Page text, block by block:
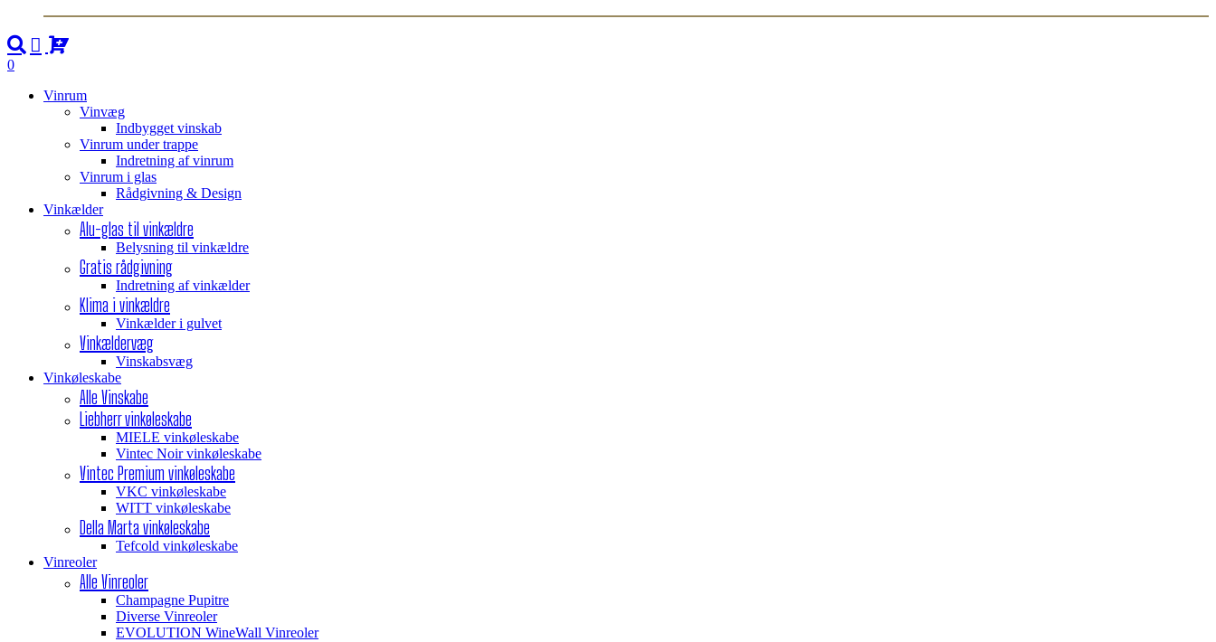
0
Vinrum
Vinvæg
Indbygget vinskab
Vinrum under trappe
Indretning af vinrum
Vinrum i glas
Rådgivning & Design
Vinkælder
Alu-glas til vinkældre
Belysning til vinkældre
Gratis rådgivning
Indretning af vinkælder
Klima i vinkældre
Vinkælder i gulvet
Vinkældervæg
Vinskabsvæg
Vinkøleskabe
Alle Vinskabe
Liebherr vinkøleskabe
MIELE vinkøleskabe
Vintec Noir vinkøleskabe
Vintec Premium vinkøleskabe
VKC vinkøleskabe
WITT vinkøleskabe
Della Marta vinkøleskabe
Tefcold vinkøleskabe
Vinreoler
Alle Vinreoler
Champagne Pupitre
Diverse Vinreoler
EVOLUTION WineWall Vinreoler